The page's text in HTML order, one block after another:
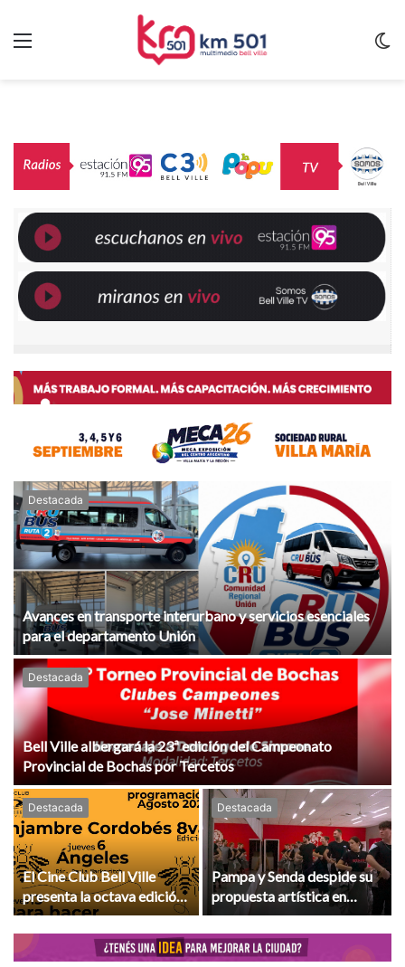
Destacada
Avances en transporte interurbano y servicios esenciales
para el departamento Unión
Destacada
Bell Ville albergará la 23ª edición del Campeonato
Provincial de Bochas por Tercetos
Destacada
El Cine Club Bell Ville
presenta la octava edición
del ciclo Enjambre
Cordobés
Destacada
Pampa y Senda despide su
propuesta artística en
Morrison antes de su gira
por Turquía